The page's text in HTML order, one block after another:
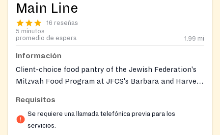
Main Line
16 reseñas
5 minutos
promedio de espera
1.99 mi
Información
Client-choice food pantry of the Jewish Federation's
Mitzvah Food Program at JFCS's Barbara and Harvey
fresh produce and frozen and shelf-stable kosher
products through walk-in distribution and
SmartChoice remote ordering. Bi-monthly delivery is
Requisitos
Se requiere una llamada telefónica previa para los
servicios.